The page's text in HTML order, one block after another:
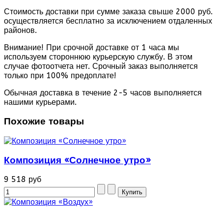
Стоимость доставки при сумме заказа свыше 2000 руб.
осуществляется бесплатно за исключением отдаленных
районов.
Внимание! При срочной доставке от 1 часа мы
используем стороннюю курьерскую службу. В этом
случае фотоотчета нет. Срочный заказ выполняется
только при 100% предоплате!
Обычная доставка в течение 2-5 часов выполняется
нашими курьерами.
Похожие товары
Композиция «Солнечное утро»
9 518 руб